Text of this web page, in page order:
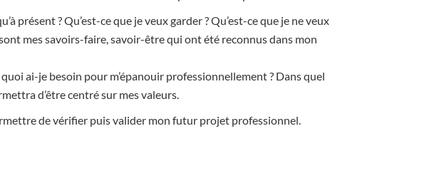
présent ? Qu’est-ce que je veux garder ? Qu’est-ce que je ne veux
mes savoirs-faire, savoir-être qui ont été reconnus dans mon
ai-je besoin pour m’épanouir professionnellement ? Dans quel
d’être centré sur mes valeurs.
de vérifier puis valider mon futur projet professionnel.